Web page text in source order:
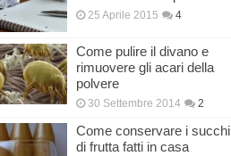
25 Aprile 2015 4
Come pulire il divano e
rimuovere gli acari della
polvere
30 Settembre 2014 2
Come conservare i succhi
di frutta fatti in casa